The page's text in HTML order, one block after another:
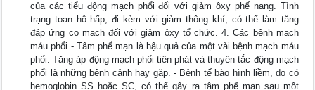
của các tiểu động mạch phổi đối với giảm ôxy phế nang. Tình
trạng toan hô hấp, đi kèm với giảm thông khí, có thể làm tăng
đáp ứng co mạch đối với giảm ôxy tổ chức. 4. Các bệnh mạch
máu phổi - Tâm phế mạn là hậu quả của một vài bệnh mạch máu
phổi. Tăng áp động mạch phổi tiên phát và thuyên tắc động mạch
phổi là những bệnh cảnh hay gặp. - Bệnh tế bào hình liềm, do có
hemoglobin SS hoặc SC, có thể gây ra tâm phế mạn sau một